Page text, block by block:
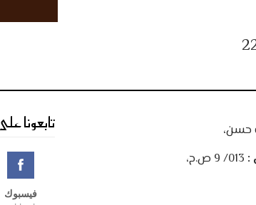
حسن،
:
تابعونا على
فيسبوك